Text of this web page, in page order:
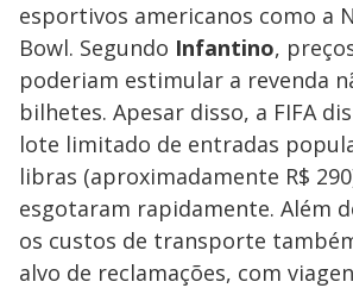
esportivos americanos como a
Bowl. Segundo Infantino,
poderiam estimular a revenda
bilhetes. Apesar disso, a FIFA
lote limitado de entradas
libras (aproximadamente R$
esgotaram rapidamente. Além
os custos de transporte
alvo de reclamações, com